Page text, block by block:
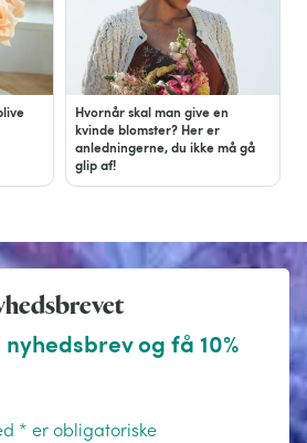
Hvornår skal man give en
kvinde blomster? Her er
anledningerne, du ikke må gå
glip af!
og få 10%
* er obligatoriske